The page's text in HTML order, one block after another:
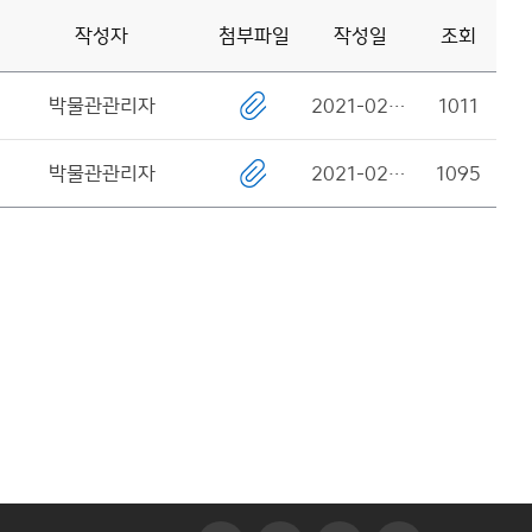
력
작성자 첨부파일 작성일 조회
박물관관리자 2021-02-22 1011
박물관관리자 2021-02-22 1095